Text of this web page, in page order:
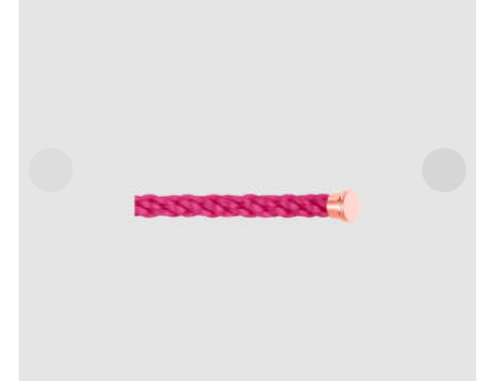
MODELLO GRANDE IN ORO ROSA
.00 IVA Inclusa